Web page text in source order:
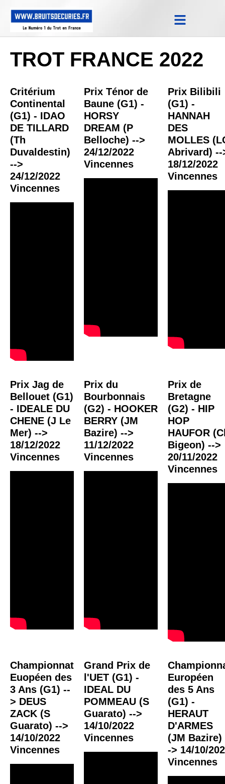
TROT FRANCE 2022
Critérium
Continental
(G1) - IDAO
DE TILLARD
(Th
Duvaldestin)
-->
24/12/2022
Vincennes
Prix Ténor de
Baune (G1) -
HORSY
DREAM (P
Belloche) -->
24/12/2022
Vincennes
Prix Bilibili
(G1) -
HANNAH
DES
MOLLES
Abrivard) --
18/12/2022
Vincennes
Prix Jag de
Bellouet (G1)
- IDEALE DU
CHENE (J Le
Mer) -->
18/12/2022
Vincennes
Prix du
Bourbonnais
(G2) - HOOKER
BERRY (JM
Bazire) -->
11/12/2022
Vincennes
Prix de
Bretagne
(G2) - HIP
HOP
HAUFOR
Bigeon) -->
20/11/2022
Vincennes
Championnat
Euopéen des
3 Ans (G1) --
> DEUS
ZACK (S
Guarato) -->
14/10/2022
Vincennes
Grand Prix de
l'UET (G1) -
IDEAL DU
POMMEAU (S
Guarato) -->
14/10/2022
Vincennes
Européen
des 5 Ans
(G1) -
HERAUT
D'ARMES
(JM Bazire)
-> 14/10/
Vincennes